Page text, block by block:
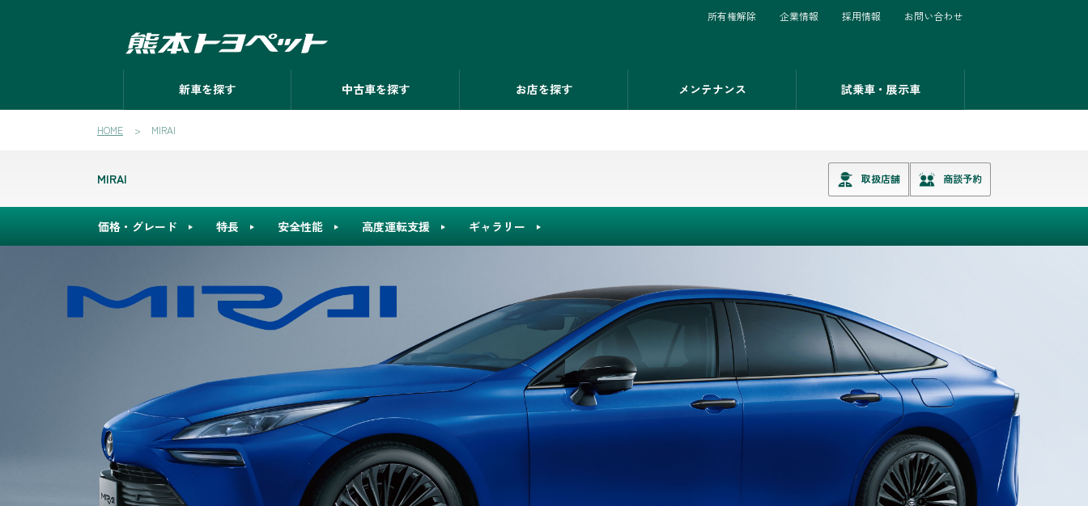
新車を探す 中古車を探す お店を探す メンテナンス 試乗車・展示車
所有権解除 企業情報 採用情報 お問い合わせ
HOME MIRAI
MIRAI 取扱店舗 商談予約
価格・グレード 特長 安全性能 高度運転支援 ギャラリー